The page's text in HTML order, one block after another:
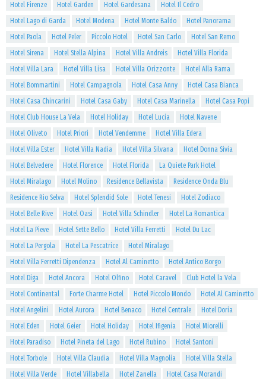
Hotel Firenze
Hotel Garden Hotel Gardesana
Hotel Il Cedro
Hotel Lago di Garda
Hotel Modena Hotel Monte Baldo
Hotel Panorama
Hotel Paola
Hotel Peler Piccolo Hotel Hotel San Carlo
Hotel San Remo
Hotel Sirena
Hotel Stella Alpina Hotel Villa Andreis
Hotel Villa Florida
Hotel Villa Lara
Hotel Villa Lisa Hotel Villa Orizzonte
Hotel Alla Rama
Hotel Bommartini
Hotel Campagnola Hotel Casa Anny
Hotel Casa Bianca
Hotel Casa Chincarini
Hotel Casa Gaby Hotel Casa Marinella
Hotel Casa Popi
Hotel Club House La Vela
Hotel Holiday Hotel Lucia
Hotel Navene
Hotel Oliveto
Hotel Priori Hotel Vendemme
Hotel Villa Edera
Hotel Villa Ester
Hotel Villa Nadia Hotel Villa Silvana
Hotel Donna Sivia
Hotel Belvedere
Hotel Florence Hotel Florida
La Quiete Park Hotel
Hotel Miralago
Hotel Molino Residence Bellavista
Residence Onda Blu
Residence Rio Selva
Hotel Splendid Sole Hotel Tenesi
Hotel Zodiaco
Hotel Belle Rive
Hotel Oasi Hotel Villa Schindler
Hotel La Romantica
Hotel La Pieve
Hotel Sette Bello Hotel Villa Ferretti
Hotel Du Lac
Hotel La Pergola
Hotel La Pescatrice
Hotel Miralago
Hotel Villa Ferretti Dipendenza
Hotel Al Caminetto
Hotel Antico Borgo
Hotel Diga
Hotel Ancora Hotel Olfino Hotel Caravel
Club Hotel la Vela
Hotel Continental
Forte Charme Hotel Hotel Piccolo Mondo
Hotel Al Caminetto
Hotel Angelini
Hotel Aurora Hotel Benaco Hotel Centrale
Hotel Doria
Hotel Eden
Hotel Geier Hotel Holiday Hotel Ifigenia
Hotel Miorelli
Hotel Paradiso
Hotel Pineta del Lago Hotel Rubino
Hotel Santoni
Hotel Torbole
Hotel Villa Claudia Hotel Villa Magnolia
Hotel Villa Stella
Hotel Villa Verde
Hotel Villabella Hotel Zanella
Hotel Casa Morandi